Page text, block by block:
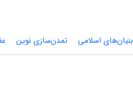
بنیان‌های اسلامی تمدن‌سازی نوین